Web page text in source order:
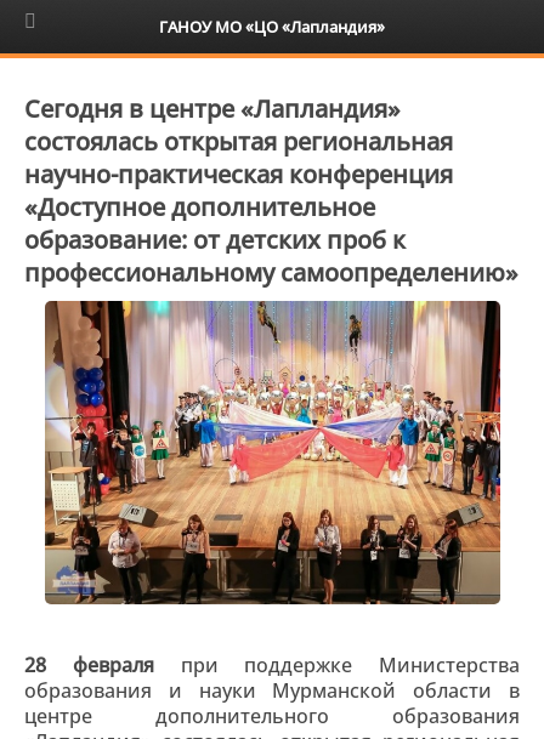
6+
Сегодня в центре «Лапландия»
состоялась открытая региональная
научно-практическая конференция
«Доступное дополнительное
образование: от детских проб к
профессиональному самоопределению»
28 февраля при поддержке Министерства
образования и науки Мурманской области в
центре дополнительного образования
ГАНОУ МО «ЦО «Лапландия»